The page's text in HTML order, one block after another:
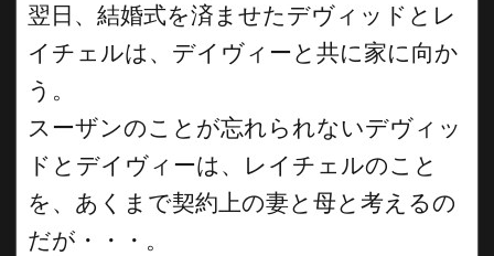
翌日、結婚式を済ませたデヴィッドとレ
イチェルは、デイヴィーと共に家に向か
う。
スーザンのことが忘れられないデヴィッ
ドとデイヴィーは、レイチェルのこと
を、あくまで契約上の妻と母と考えるの
だが・・・。